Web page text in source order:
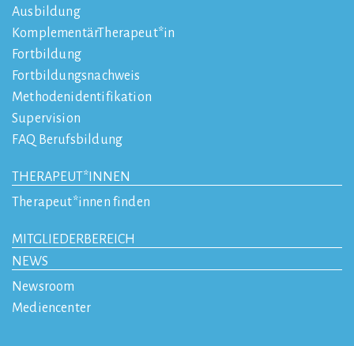
Ausbildung
KomplementärTherapeut*in
Fortbildung
Fortbildungsnachweis
Methodenidentifikation
Supervision
FAQ Berufsbildung
THERAPEUT*INNEN
Therapeut*innen finden
MITGLIEDERBEREICH
NEWS
Newsroom
Mediencenter